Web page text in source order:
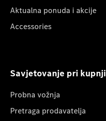
Aktualna ponuda i akcije
Accessories
Savjetovanje pri kupnji
Probna vožnja
Pretraga prodavatelja